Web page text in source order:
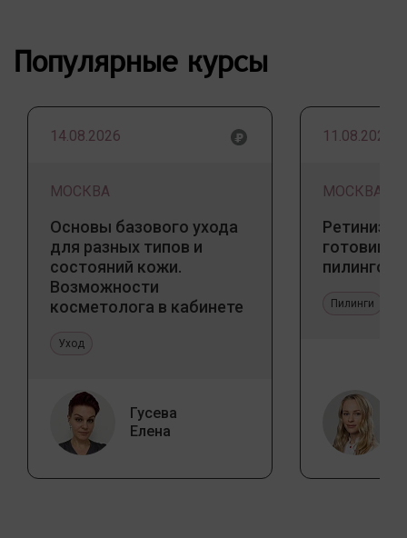
Популярные курсы
14.08.2026
МОСКВА
Основы базового ухода
для разных типов и
состояний кожи.
Возможности
косметолога в кабинете
Уход
Гусева
Елена
11.08.2026
МОСКВА
готовим
пилингов
Пилинги